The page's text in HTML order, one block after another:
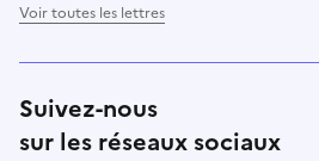
Voir toutes les lettres
Suivez-nous
sur les réseaux sociaux